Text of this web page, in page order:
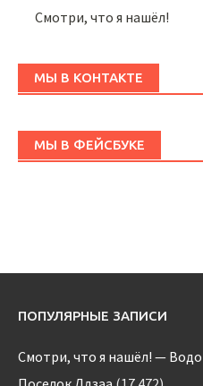
Смотри, что я нашёл!
МЫ В КОНТАКТЕ
МЫ В ФЕЙСБУКЕ
ПОПУЛЯРНЫЕ ЗАПИСИ
Смотри, что я нашёл! —